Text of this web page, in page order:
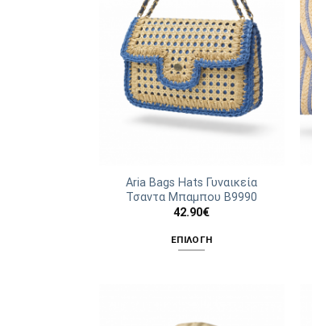
Aria Bags Hats Γυναικεία
Τσαντα Μπαμπου B9990
42.90€
ΕΠΙΛΟΓΉ